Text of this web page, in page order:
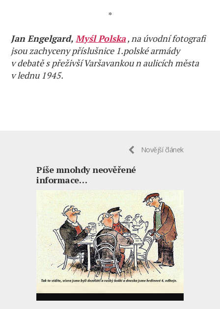
*
Jan Engelgard,Myśl Polska, na úvodní fotografi
jsou zachyceny příslušnice 1.polské armády
v debatě s přeživší Varšavankou n aulicích města
v lednu 1945.
Novější článek
Píše mnohdy neověřené
informace…